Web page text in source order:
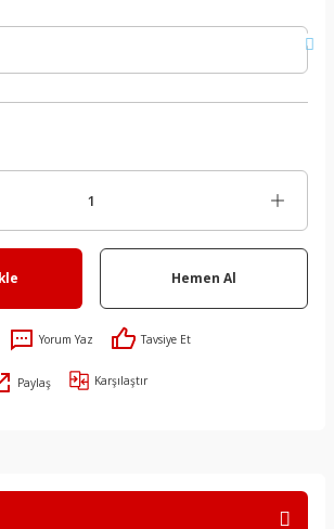
Hemen Al
Yorum Yaz Tavsiye Et
Paylaş Karşılaştır